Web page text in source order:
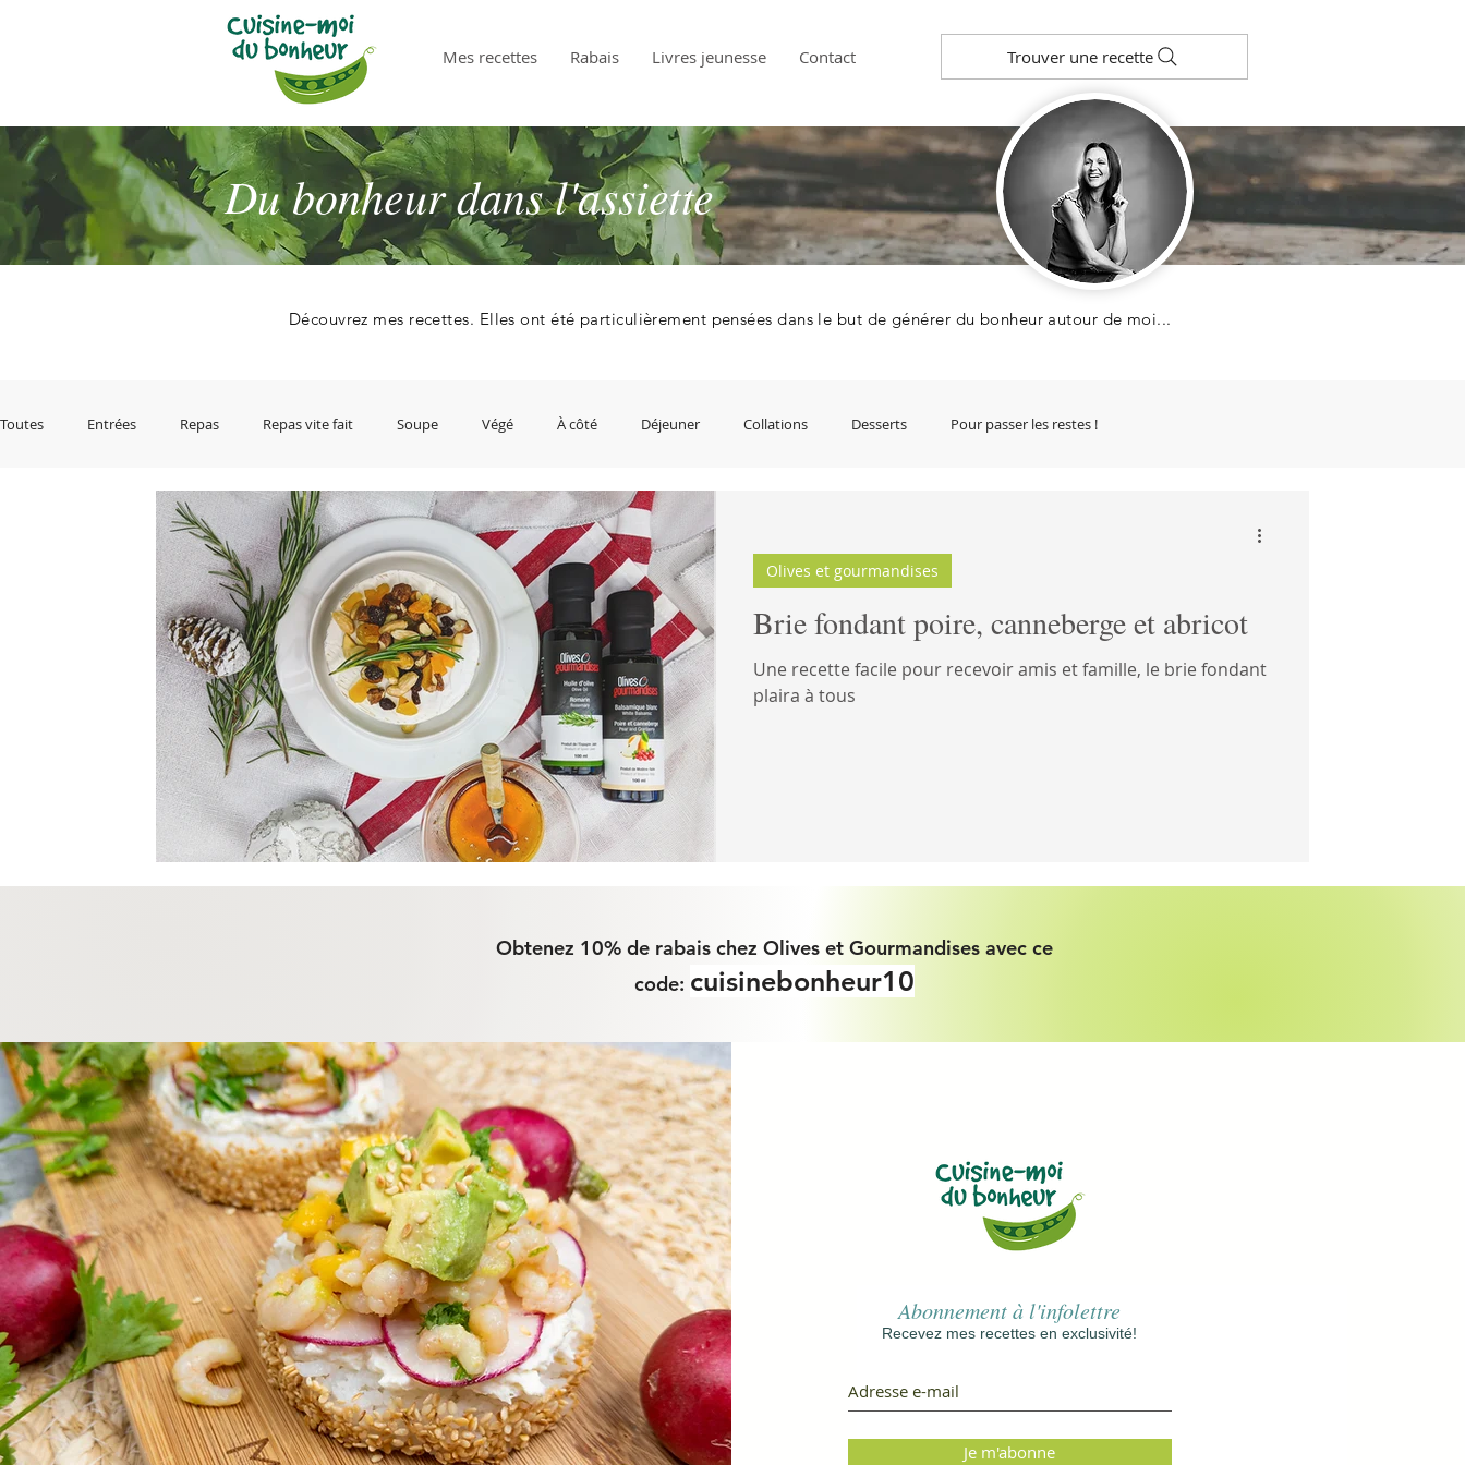
Mes recettes Rabais Livres jeunesse Contact Trouver une recette
Du bonheur dans l'assiette
Découvrez mes recettes. Elles ont été particulièrement pensées dans le but de générer du bonheur autour de moi...
Toutes Entrées Repas Repas vite fait Soupe Végé À côté Déjeuner Collations Desserts Pour passer les restes !
Olives et gourmandises Approuvé par les enfants! À croquer de rire
Brie fondant poire, canneberge et abricot
Une recette facile pour recevoir amis et famille, le brie fondant
plaira à tous
Olives et gourmandises
Obtenez 10% de rabais chez Olives et Gourmandises avec ce
code: cuisinebonheur10
Abonnement à l'infolettre
Recevez mes recettes en exclusivité!
Je m'abonne